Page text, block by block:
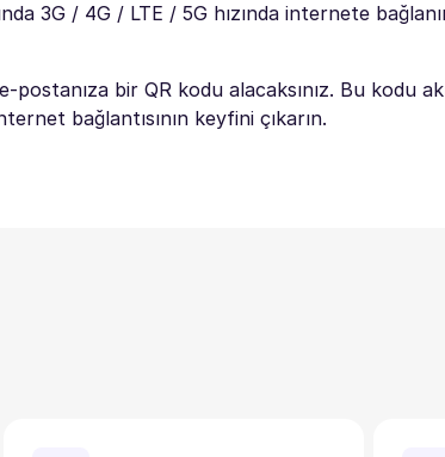
3G / 4G / LTE / 5G hızında internete
bir QR kodu alacaksınız. Bu kodu
bağlantısının keyfini çıkarın.